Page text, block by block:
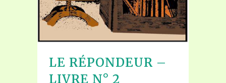
LE RÉPONDEUR –
LIVRE N° 2